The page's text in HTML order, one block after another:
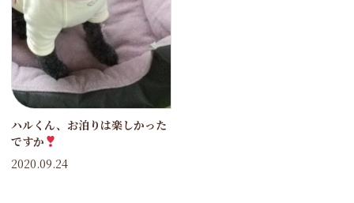
ハルくん、お泊りは楽しかった
ですか
2020.09.24